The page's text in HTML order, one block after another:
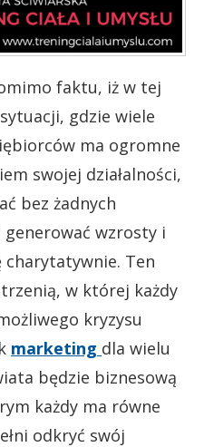
faktu, iż w tej
gdzie wiele
ma ogromne
swojej działalności,
bez żadnych
wzrosty i
Ten
w której każdy
kryzysu
marketing dla wielu
będzie biznesową
każdy ma równe
odkryć swój